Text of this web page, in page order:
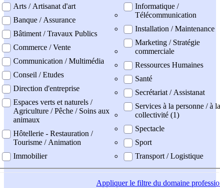
Arts / Artisanat d'art
Banque / Assurance
Bâtiment / Travaux Publics
Commerce / Vente
Communication / Multimédia
Conseil / Etudes
Direction d'entreprise
Espaces verts et naturels /
Agriculture / Pêche / Soins aux
animaux
Hôtellerie - Restauration /
Tourisme / Animation
Immobilier
Informatique /
Télécommunication
Installation / Maintenance
Marketing / Stratégie
commerciale
Ressources Humaines
Santé
Secrétariat / Assistanat
Services à la personne / à la
collectivité (1)
Spectacle
Sport
Transport / Logistique
Appliquerle filtre du domaine